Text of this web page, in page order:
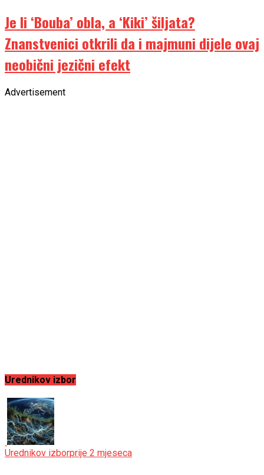
Je li ‘Bouba’ obla, a ‘Kiki’ šiljata?
Znanstvenici otkrili da i majmuni dijele ovaj
neobični jezični efekt
Advertisement
Urednikov izbor
Urednikov izborprije 2 mjeseca